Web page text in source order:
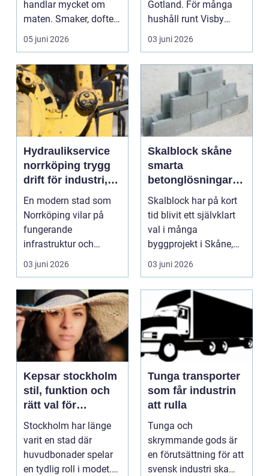
handlar mycket om
maten. Smaker, dofter
och hu...
05 juni 2026
Gotland. För många
hushåll runt Visby
betyder veden ...
03 juni 2026
Hydraulikservice
norrköping trygg
drift för industri,
fordon och fartyg
En modern stad som
Norrköping vilar på
fungerande
infrastruktur och
pålitliga maskiner.
Bakom mycket...
03 juni 2026
Skalblock skåne
smarta
betonglösningar
för starka och
hållbara
byggprojekt
Skalblock har på kort
tid blivit ett självklart
val i många
byggprojekt i Skåne,
både inom lantbruk,...
03 juni 2026
Kepsar stockholm
stil, funktion och
rätt val för
stadslivet
Stockholm har länge
varit en stad där
huvudbonader spelar
en tydlig roll i modet.
Tunga transporter
som får industrin
att rulla
Tunga och
skrymmande gods är
en förutsättning för att
svensk industri ska